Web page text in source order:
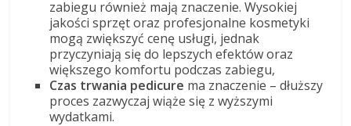
zabiegu również mają znaczenie. Wysokiej
jakości sprzęt oraz profesjonalne kosmetyki
mogą zwiększyć cenę usługi, jednak
przyczyniają się do lepszych efektów oraz
większego komfortu podczas zabiegu,
Czas trwania pedicure ma znaczenie – dłuższy
proces zazwyczaj wiąże się z wyższymi
wydatkami.